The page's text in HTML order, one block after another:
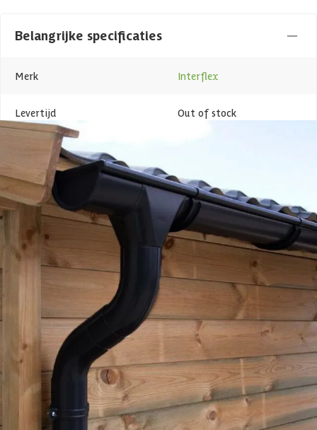
Belangrijke specificaties
Merk Interflex
Levertijd Out of stock
Azalp artikelcode
EAN-code 8720250506730
4,65/5
bij TrustedShops
Luxe assortiment
tegen scherpe prijzen
Maatwerk:
We maken het betaalbaar.
076 - 80 801 24
Direct antwoord
Chat met ons
Stel direct je vraag
Klantenservice
Binnen 1 werkdag antwoord